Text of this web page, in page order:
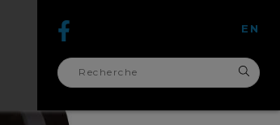
EN
recherche
pour :